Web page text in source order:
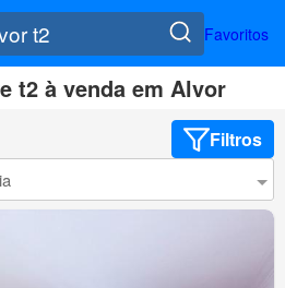
Favoritos
t2 à venda em Alvor
Filtros